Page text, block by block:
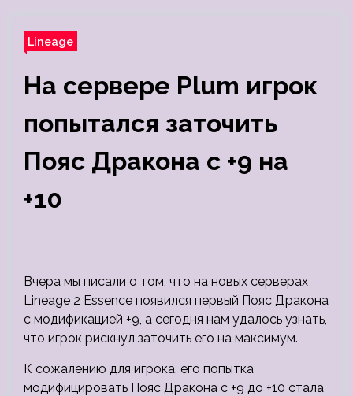
Lineage
На сервере Plum игрок
попытался заточить
Пояс Дракона с +9 на
+10
Вчера мы писали о том, что на новых серверах
Lineage 2 Essence появился первый Пояс Дракона
с модификацией +9, а сегодня нам удалось узнать,
что игрок рискнул заточить его на максимум.
К сожалению для игрока, его попытка
модифицировать Пояс Дракона с +9 до +10 стала